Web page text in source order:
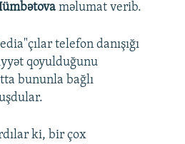
məlumat verib.
telefon danışığı
qoyulduğunu
bununla bağlı
ki, bir çox